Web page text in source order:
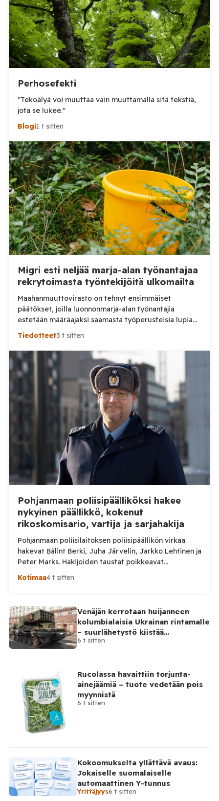
Perhosefekti
"Tekoälyä voi muuttaa vain muuttamalla sitä tekstiä,
jota se lukee."
Blogi1 t sitten
Migri esti neljää marja-alan työnantajaa
rekrytoimasta työntekijöitä ulkomailta
Maahanmuuttovirasto on tehnyt ensimmäiset
päätökset, joilla luonnonmarja-alan työnantajia
estetään määräajaksi saamasta työperusteisia lupia
ulkomailta rekrytoitaville työntekijöille. Päätösten
epäselvyydet ja laiminlyönnit. Maahanmuuttovirasto
on kevään ja kesän 2026 aikana harkinnut lupien
myöntämisestä pidättäytymistä noin 20
luonnonmarja-alalla toimivan työnantajan kohdalla.
Tilaa Posi TV – tuellasi riippumaton suomalainen
uutisointi jatkuu myös tulevaisuudessa. Yhdelletoista
työnantajalle on lähetetty […]
Tiedotteet3 t sitten
Pohjanmaan poliisipäälliköksi hakee
nykyinen päällikkö, kokenut
rikoskomisario, vartija ja sarjahakija
Pohjanmaan poliisilaitoksen poliisipäällikön virkaa
hakevat Bálint Berki, Juha Järvelin, Jarkko Lehtinen ja
Peter Marks. Hakijoiden taustat poikkeavat
huomattavasti toisistaan. Poliisihallitus nimittää
sen virkapaikkana on Vaasa. Poliisipäällikkö vastaa
muun muassa poliisilaitoksen toiminnan, talouden ja
henkilöstön johtamisesta sekä poliisipalvelujen
järjestämisestä laitoksen alueella. Tilaa Posi […]
Kotimaa4 t sitten
Venäjän kerrotaan huijanneen
kolumbialaisia Ukrainan rintamalle
– suurlähetystö kiistää
osallisuutensa
6 t sitten
Rucolassa havaittiin torjunta-
ainejäämiä – tuote vedetään pois
myynnistä
6 t sitten
Kokoomukselta yllättävä avaus:
Jokaiselle suomalaiselle
automaattinen Y-tunnus
Yrittäjyys6 t sitten